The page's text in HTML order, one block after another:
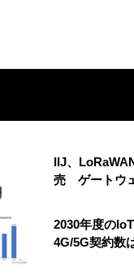
IIJ、
売 ゲートウ
2030年度の
4G/5G契約数